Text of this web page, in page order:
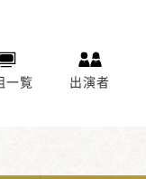
一覧 出演者